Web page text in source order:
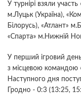
У турнірі взяли
м.Луцьк (Україна),
Білорусь), «Атлант»
«Спарта» м.Нижній
У перший ігровий день
з мiсцевою командою
Наступного дня
Гродно - 0:3 (13:25,